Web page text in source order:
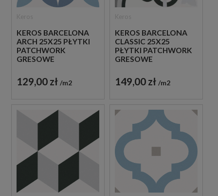
KEROS BARCELONA
ARCH 25X25 PŁYTKI
PATCHWORK
GRESOWE
129,00 zł m2
KEROS BARCELONA
CLASSIC 25X25
PŁYTKI PATCHWORK
GRESOWE
149,00 zł m2